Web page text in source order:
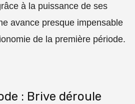
à la puissance de ses
avance presque impensable
de la première période.
: Brive déroule